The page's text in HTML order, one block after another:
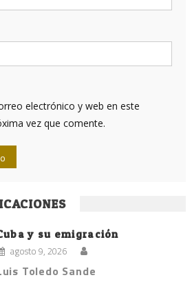
electrónico y web en este
vez que comente.
y su emigración
agosto 9, 2026
Toledo Sande